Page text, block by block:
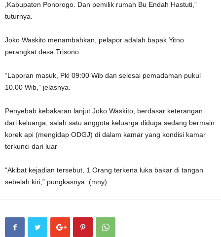
,Kabupaten Ponorogo. Dan pemilik rumah Bu Endah Hastuti,”
tuturnya.
Joko Waskito menambahkan, pelapor adalah bapak Yitno
perangkat desa Trisono.
“Laporan masuk, Pkl 09:00 Wib dan selesai pemadaman pukul
10.00 Wib,” jelasnya.
Penyebab kebakaran lanjut Joko Waskito, berdasar keterangan
dari keluarga, salah satu anggota keluarga diduga sedang bermain
korek api (mengidap ODGJ) di dalam kamar yang kondisi kamar
terkunci dari luar
“Akibat kejadian tersebut, 1 Orang terkena luka bakar di tangan
sebelah kiri,” pungkasnya. (mny).